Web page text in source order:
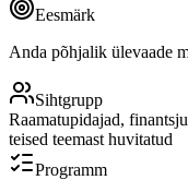
Eesmärk
Anda põhjalik ülevaade
Sihtgrupp
Raamatupidajad,
teised teemast huvitatud
Programm